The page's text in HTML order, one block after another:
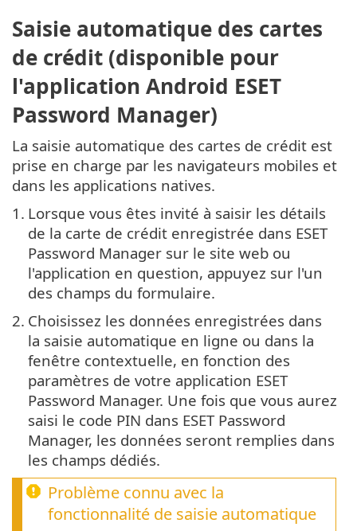
Saisie automatique des cartes
de crédit (disponible pour
l'application Android ESET
Password Manager)
La saisie automatique des cartes de crédit est
prise en charge par les navigateurs mobiles et
dans les applications natives.
1. Lorsque vous êtes invité à saisir les détails
de la carte de crédit enregistrée dans ESET
Password Manager sur le site web ou
l'application en question, appuyez sur l'un
des champs du formulaire.
2. Choisissez les données enregistrées dans
la saisie automatique en ligne ou dans la
fenêtre contextuelle, en fonction des
paramètres de votre application ESET
Password Manager. Une fois que vous aurez
saisi le code PIN dans ESET Password
Manager, les données seront remplies dans
les champs dédiés.
Problème connu avec la
fonctionnalité de saisie automatique